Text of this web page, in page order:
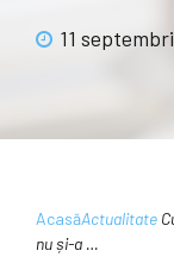
11
AcasăActualitate
nu și-a …